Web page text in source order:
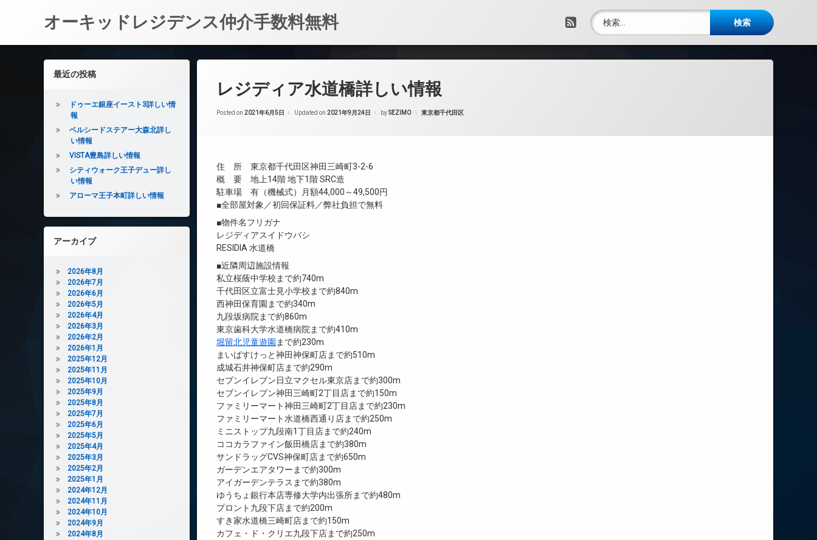
オーキッドレジデンス仲介手数料無料 RSS
検索:
レジディア水道橋詳しい情報
Posted on 2021年6月5日 Updated on 2021年9月24日 bySEZIMO カテゴリー:
東京都千代田区
住 所 東京都千代田区神田三崎町3-2-6
概 要 地上14階 地下1階 SRC造
駐車場 有（機械式）月額44,000～49,500円
■全部屋対象／初回保証料／弊社負担で無料
■物件名フリガナ
レジディアスイドウバシ
RESIDIA 水道橋
■近隣周辺施設情報
私立桜蔭中学校まで約740m
千代田区立富士見小学校まで約840m
西神田保育園まで約340m
九段坂病院まで約860m
東京歯科大学水道橋病院まで約410m
堀留北児童遊園 まで約230m
まいばすけっと神田神保町店まで約510m
成城石井神保町店まで約290m
セブンイレブン日立マクセル東京店まで約300m
セブンイレブン神田三崎町2丁目店まで約150m
ファミリーマート神田三崎町2丁目店まで約230m
ファミリーマート水道橋西通り店まで約250m
ミニストップ九段南1丁目店まで約240m
ココカラファイン飯田橋店まで約380m
サンドラッグCVS神保町店まで約650m
ガーデンエアタワーまで約300m
アイガーデンテラスまで約380m
ゆうちょ銀行本店専修大学内出張所まで約480m
プロント九段下店まで約200m
すき家水道橋三崎町店まで約150m
カフェ・ド・クリエ九段下店まで約250m
左サイドバー
最近の投稿
ドゥーエ銀座イースト3詳しい情
報
ベルシードステアー大森北詳し
い情報
VISTA豊島詳しい情報
シティウォーク王子デュー詳し
い情報
アローマ王子本町詳しい情報
アーカイブ
2026年8月
2026年7月
2026年6月
2026年5月
2026年4月
2026年3月
2026年2月
2026年1月
2025年12月
2025年11月
2025年10月
2025年9月
2025年8月
2025年7月
2025年6月
2025年5月
2025年4月
2025年3月
2025年2月
2025年1月
2024年12月
2024年11月
2024年10月
2024年9月
2024年8月